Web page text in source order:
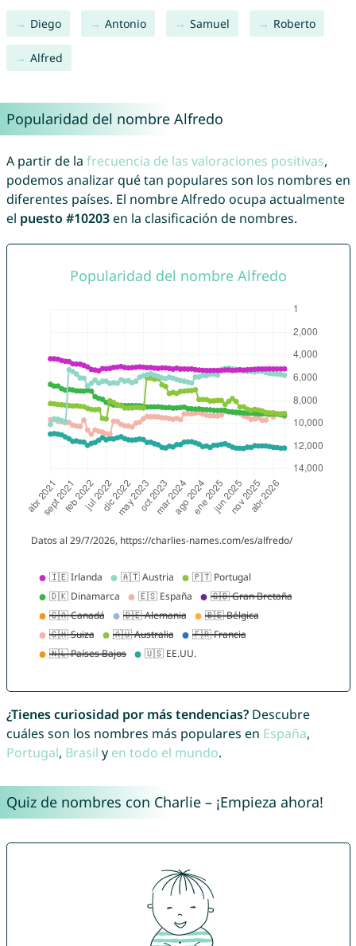
Diego Antonio Samuel Roberto
Alfred
Popularidad del nombre Alfredo
A partir de la frecuencia de las valoraciones positivas,
podemos analizar qué tan populares son los nombres en
diferentes países. El nombre Alfredo ocupa actualmente
el puesto #10203en la clasificación de nombres.
¿Tienes curiosidad por más tendencias?Descubre
cuáles son los nombres más populares en España,
Portugal, Brasil y en todo el mundo.
Quiz de nombres con Charlie – ¡Empieza ahora!